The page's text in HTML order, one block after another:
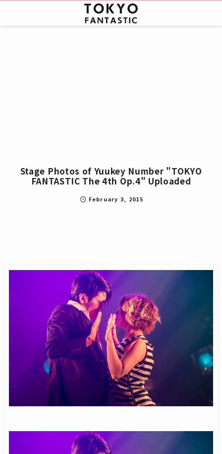
Stage Photos of Yuukey Number "TOKYO
FANTASTIC The 4th Op.4" Uploaded
February 3, 2015